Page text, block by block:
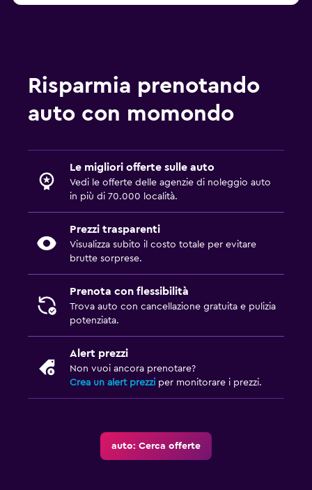
Risparmia prenotando
auto con momondo
Le migliori offerte sulle auto
Vedi le offerte delle agenzie di noleggio auto
in più di 70.000 località.
Prezzi trasparenti
Visualizza subito il costo totale per evitare
brutte sorprese.
Prenota con flessibilità
Trova auto con cancellazione gratuita e pulizia
potenziata.
Alert prezzi
Non vuoi ancora prenotare?
Crea un alert prezzi per monitorare i prezzi.
auto: Cerca offerte